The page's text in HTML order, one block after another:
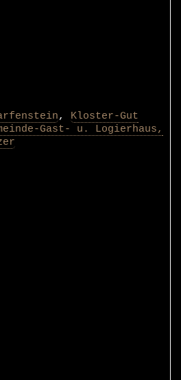
, Kloster-Gut
Gast- u. Logierhaus,